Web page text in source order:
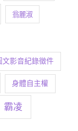
翁麗淑
影音紀錄徵件
身體自主權
霸凌